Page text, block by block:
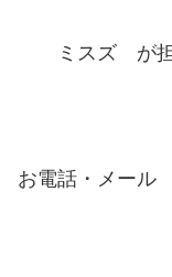
ミスズ が担
お電話・メール